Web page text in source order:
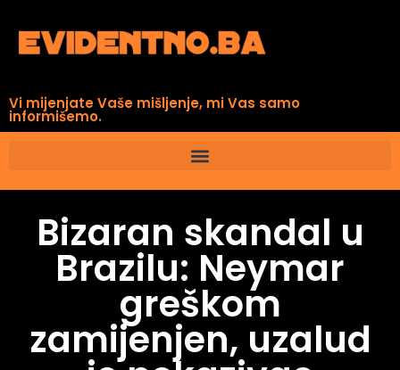
Vi mijenjate Vaše mišljenje, mi Vas samo
informišemo.
Bizaran skandal u
Brazilu: Neymar
greškom
zamijenjen, uzalud